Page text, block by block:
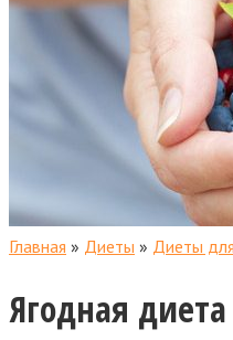
Главная » Диеты » Диеты
Ягодная диета